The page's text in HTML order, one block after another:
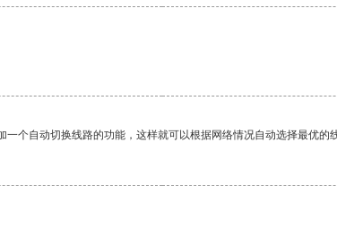
个自动切换线路的功能，这样就可以根据网络情况自动选择最优的